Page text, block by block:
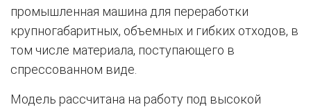
промышленная машина для переработки
крупногабаритных, объемных и гибких отходов, в
том числе материала, поступающего в
спрессованном виде.
Модель рассчитана на работу под высокой